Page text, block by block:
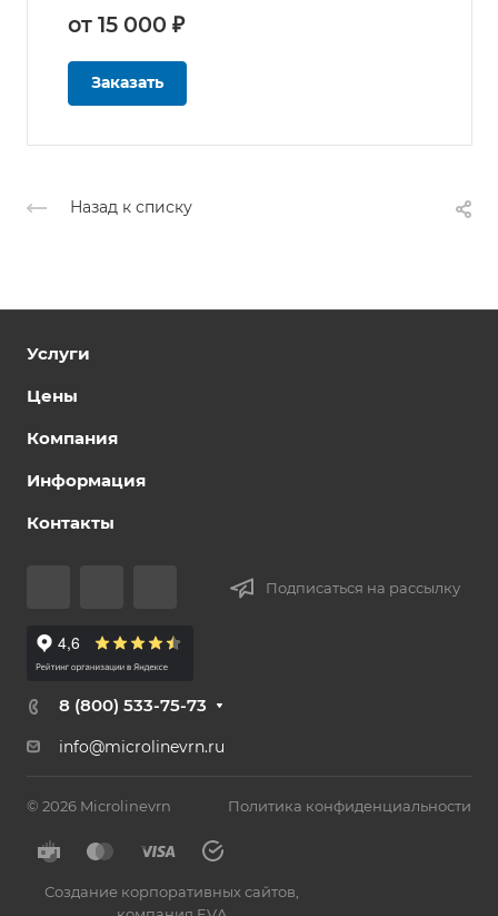
от 15 000 ₽
Заказать
Назад к списку
Услуги
Цены
Компания
Информация
Контакты
Подписаться на рассылку
8 (800) 533-75-73
info@microlinevrn.ru
© 2026 Microlinevrn Политика конфиденциальности
Создание корпоративных сайтов,